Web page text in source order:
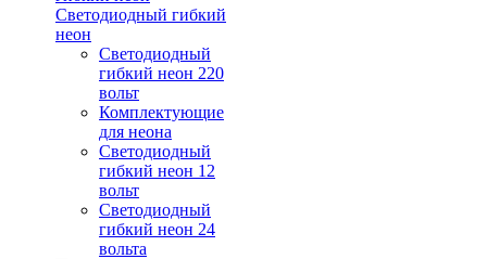
Светодиодный гибкий
неон
Светодиодный
гибкий неон 220
вольт
Комплектующие
для неона
Светодиодный
гибкий неон 12
вольт
Светодиодный
гибкий неон 24
вольта